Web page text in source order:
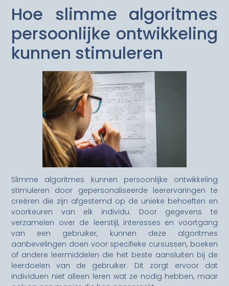
Hoe slimme algoritmes
persoonlijke ontwikkeling
kunnen stimuleren
Slimme algoritmes kunnen persoonlijke ontwikkeling
stimuleren door gepersonaliseerde leerervaringen te
creëren die zijn afgestemd op de unieke behoeften en
voorkeuren van elk individu. Door gegevens te
verzamelen over de leerstijl, interesses en voortgang
van een gebruiker, kunnen deze algoritmes
aanbevelingen doen voor specifieke cursussen, boeken
of andere leermiddelen die het beste aansluiten bij de
leerdoelen van de gebruiker. Dit zorgt ervoor dat
individuen niet alleen leren wat ze nodig hebben, maar